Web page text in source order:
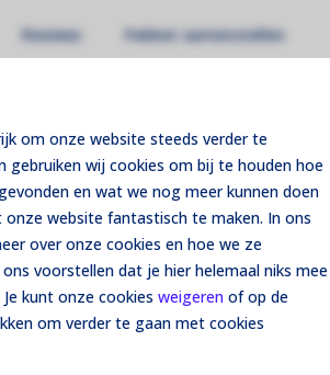
om onze website steeds verder te
gebruiken wij cookies om bij te houden hoe
en wat we nog meer kunnen doen
website fantastisch te maken. In ons
over onze cookies en hoe we ze
ons voorstellen dat je hier helemaal niks mee
kunt onze cookies weigeren of op de
om verder te gaan met cookies
Reviews Pakket samenstellen
PV Power Optimalisatie, specifiek
te bieden:
op zijn hoogst met module-level
en hogere inkomsten.
van maar liefst 99,5%.
drastisch met 50% minder kabels,
de technologie het mogelijk om